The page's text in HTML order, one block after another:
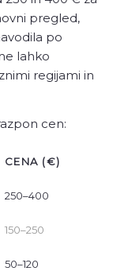
pregled,
po
lahko
regijami in
cen:
CENA (€)
250–400
150–250
50–120